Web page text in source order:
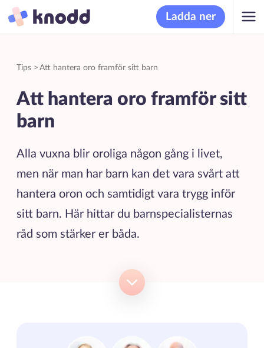
Ladda ner
Tips> Att hantera oro framför sitt barn
Att hantera oro framför sitt
barn
Alla vuxna blir oroliga någon gång i livet,
men när man har barn kan det vara svårt att
hantera oron och samtidigt vara trygg inför
sitt barn. Här hittar du barnspecialisternas
råd som stärker er båda.